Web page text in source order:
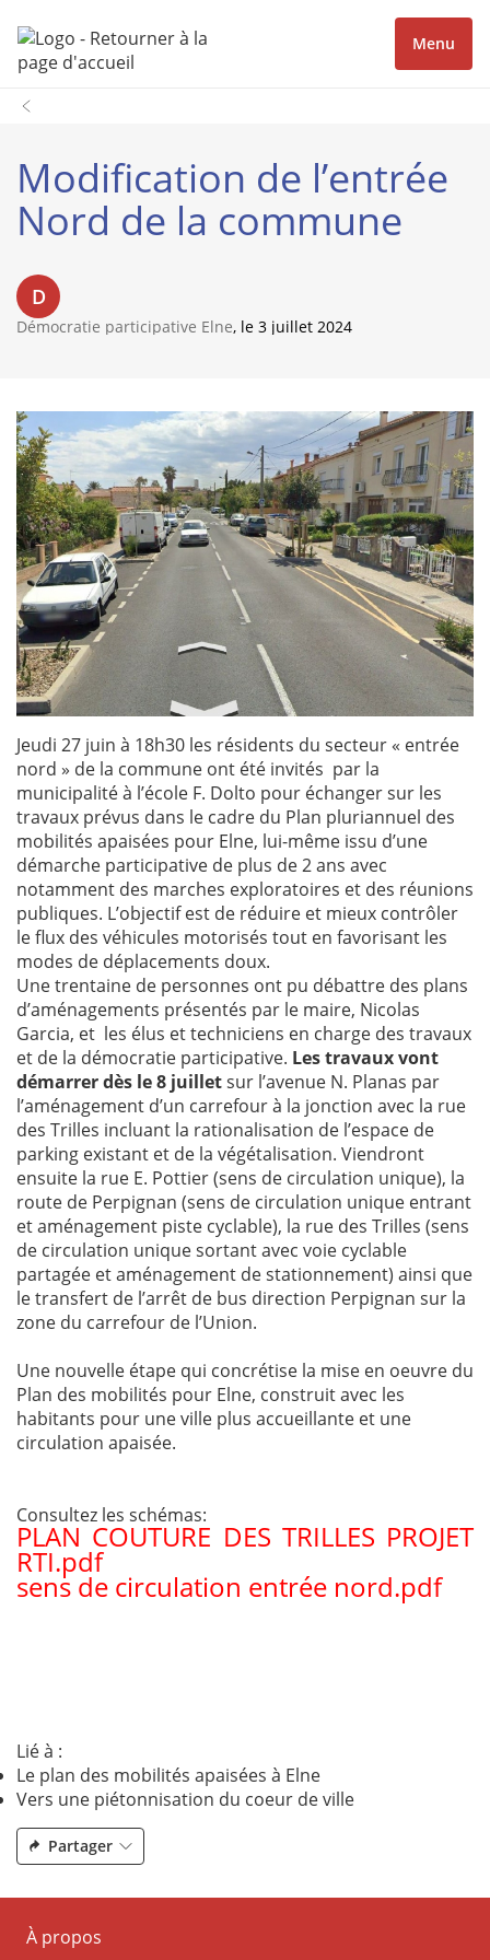
Menu
Modification de l’entrée
Nord de la commune
D
Démocratie participative Elne, le 3 juillet 2024
Jeudi 27 juin à 18h30 les résidents du secteur « entrée
nord » de la commune ont été invités par la
municipalité à l’école F. Dolto pour échanger sur les
travaux prévus dans le cadre du Plan pluriannuel des
mobilités apaisées pour Elne, lui-même issu d’une
démarche participative de plus de 2 ans avec
notamment des marches exploratoires et des réunions
publiques. L’objectif est de réduire et mieux contrôler
le flux des véhicules motorisés tout en favorisant les
modes de déplacements doux.
Une trentaine de personnes ont pu débattre des plans
d’aménagements présentés par le maire, Nicolas
Garcia, et les élus et techniciens en charge des travaux
et de la démocratie participative. Les travaux vont
démarrer dès le 8 juilletsur l’avenue N. Planas par
l’aménagement d’un carrefour à la jonction avec la rue
des Trilles incluant la rationalisation de l’espace de
parking existant et de la végétalisation. Viendront
ensuite la rue E. Pottier (sens de circulation unique), la
route de Perpignan (sens de circulation unique entrant
et aménagement piste cyclable), la rue des Trilles (sens
de circulation unique sortant avec voie cyclable
partagée et aménagement de stationnement) ainsi que
le transfert de l’arrêt de bus direction Perpignan sur la
zone du carrefour de l’Union.
Une nouvelle étape qui concrétise la mise en oeuvre du
Plan des mobilités pour Elne, construit avec les
habitants pour une ville plus accueillante et une
circulation apaisée.
Consultez les schémas:
PLAN COUTURE DES TRILLES PROJET
RTI.pdf
sens de circulation entrée nord.pdf
Lié à :
Le plan des mobilités apaisées à Elne
Vers une piétonnisation du coeur de ville
Partager
À propos